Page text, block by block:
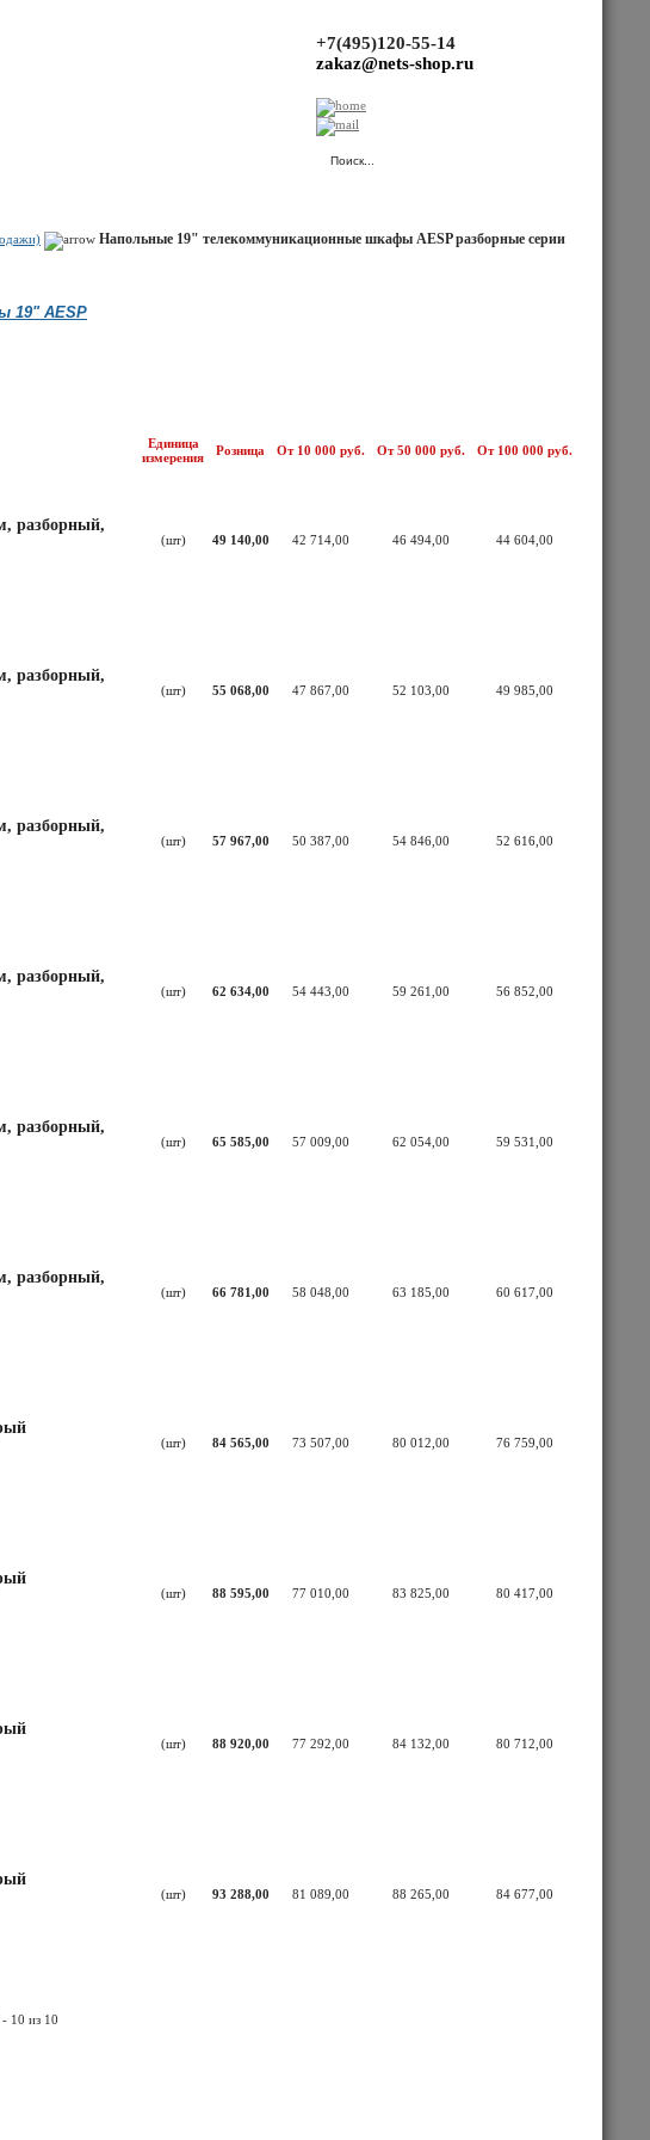
+7(495)120-55-14
zakaz@nets-shop.ru
Напольные 19" телекоммуникационные шкафы AESP разборные серии
19" AESP
Единица
измерения
Розница От 10 000 руб. От 50 000 руб. От 100 000 руб.
разборный,
(шт) 49 140,00 42 714,00 46 494,00 44 604,00
разборный,
(шт) 55 068,00 47 867,00 52 103,00 49 985,00
разборный,
(шт) 57 967,00 50 387,00 54 846,00 52 616,00
разборный,
(шт) 62 634,00 54 443,00 59 261,00 56 852,00
разборный,
(шт) 65 585,00 57 009,00 62 054,00 59 531,00
разборный,
(шт) 66 781,00 58 048,00 63 185,00 60 617,00
(шт) 84 565,00 73 507,00 80 012,00 76 759,00
(шт) 88 595,00 77 010,00 83 825,00 80 417,00
(шт) 88 920,00 77 292,00 84 132,00 80 712,00
(шт) 93 288,00 81 089,00 88 265,00 84 677,00
- 10 из 10